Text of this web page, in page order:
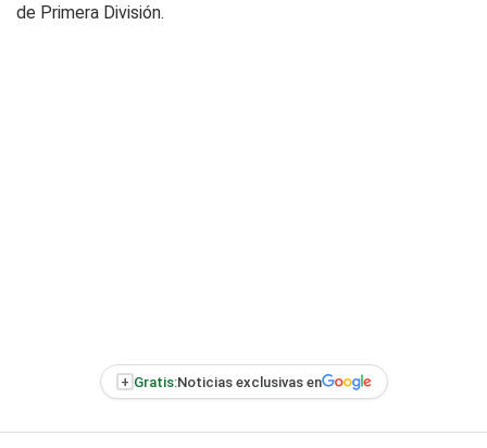
de Primera División.
+ Gratis:Noticias exclusivas en